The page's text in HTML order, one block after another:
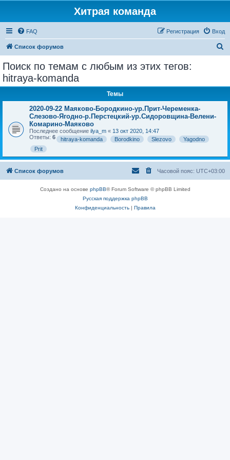
Хитрая команда
FAQ Вход
Регистрация
Список форумов
Поиск по темам с любым из этих тегов:
hitraya-komanda
Темы
2020-09-22 Маяково-Бородкино-ур.Прит-Череменка-
Слезово-Ягодно-р.Перстецкий-ур.Сидоровщина-Велени-
Комарино-Маяково
Последнее сообщение ilya_m « 13 окт 2020, 14:47
Ответы: 6 hitraya-komanda Borodkino Slezovo
Yagodno
Prit
Список форумов Часовой пояс: UTC+03:00
Создано на основе phpBB® Forum Software © phpBB Limited
Русская поддержка phpBB
Конфиденциальность| Правила